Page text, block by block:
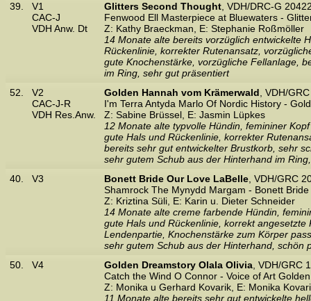
39.
V1
CAC-J
VDH Anw. Dt
Glitters Second Thought , VDH/DRC-G
Fenwood Ell Masterpiece at Bluewaters -
Z: Kathy Braeckman, E: Stephanie Roßmöller
14 Monate alte bereits vorzüglich entwickelte
Rückenlinie, korrekter Rutenansatz,
gute Knochenstärke, vorzügliche Fellanlage,
im Ring, sehr gut präsentiert
52.
V2
CAC-J-R
VDH Res.Anw.
Golden Hannah vom Krämerwald , VDH/
I'm Terra Antyda Marlo Of Nordic History -
Z: Sabine Brüssel, E: Jasmin Lüpkes
12 Monate alte typvolle Hündin, femininer
gute Hals und Rückenlinie, korrekter
bereits sehr gut entwickelter Brustkorb, sehr
sehr gutem Schub aus der Hinterhand im
40.
V3 Bonett Bride Our Love LaBelle , VDH/GRC
Shamrock The Mynydd Margam - Bonett Bride
Z: Kriztina Süli, E: Karin u. Dieter Schneider
14 Monate alte creme farbende Hündin,
gute Hals und Rückenlinie, korrekt
Lendenpartie, Knochenstärke zum Körper
sehr gutem Schub aus der Hinterhand, schön
50.
V4 Golden Dreamstory Olala Olivia , VDH/GRC
Catch the Wind O Connor - Voice of Art
Z: Monika u Gerhard Kovarik, E: Monika
11 Monate alte bereits sehr gut entwickelte